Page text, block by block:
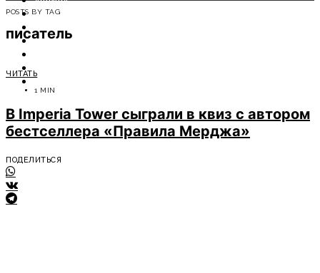
СОБЫТИЯ
КРАСОТА
МОДА
POSTS BY TAG
писатель
ЧИТАТЬ
1 MIN
В Imperia Tower сыграли в квиз с автором
бестселлера «Правила Мерджа»
ПОДЕЛИТЬСЯ